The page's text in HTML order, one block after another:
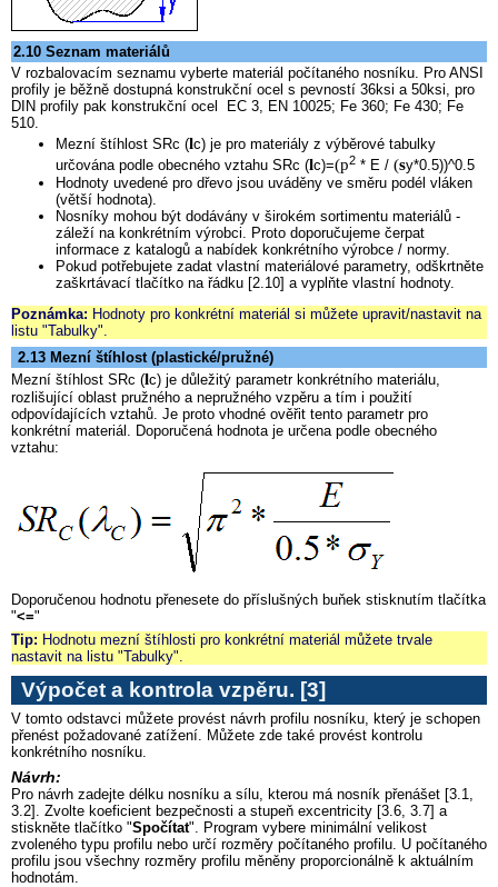
2.10 Seznam materiálů
V rozbalovacím seznamu vyberte materiál počítaného nosníku. Pro ANSI
profily je běžně dostupná konstrukční ocel s pevností 36ksi a 50ksi, pro
DIN profily pak konstrukční ocel EC 3, EN 10025; Fe 360; Fe 430; Fe
510
Mezní štíhlost SRc (lc) je pro materiály z výběrové tabulky
určována podle obecného vztahu SRc (lc)=(p2 * E / (sy*0.5))^0.5
Hodnoty uvedené pro dřevo jsou uváděny ve směru podél vláken
(větší hodnota).
Nosníky mohou být dodávány v širokém sortimentu materiálů -
záleží na konkrétním výrobci. Proto doporučujeme čerpat
informace z katalogů a nabídek konkrétního výrobce / normy.
Pokud potřebujete zadat vlastní materiálové parametry, odškrtněte
zaškrtávací tlačítko na řádku [2.10] a vyplňte vlastní hodnoty.
Poznámka: Hodnoty pro konkrétní materiál si můžete upravit/nastavit na
listu "Tabulky".
2.13 Mezní štíhlost (plastické/pružné)
Mezní štíhlost SRc (lc) je důležitý parametr konkrétního materiálu,
rozlišující oblast pružného a nepružného vzpěru a tím i použití
odpovídajících vztahů. Je proto vhodné ověřit tento parametr pro
konkrétní materiál. Doporučená hodnota je určena podle obecného
vztahu:
Doporučenou hodnotu přenesete do příslušných buňek stisknutím tlačítka
"<="
Tip: Hodnotu mezní štíhlosti pro konkrétní materiál můžete trvale
nastavit na listu "Tabulky".
Výpočet a kontrola vzpěru. [3]
V tomto odstavci můžete provést návrh profilu nosníku, který je schopen
přenést požadované zatížení. Můžete zde také provést kontrolu
konkrétního nosníku.
Návrh:
Pro návrh zadejte délku nosníku a sílu, kterou má nosník přenášet [3.1,
3.2]. Zvolte koeficient bezpečnosti a stupeň excentricity [3.6, 3.7] a
stiskněte tlačítko "Spočítat". Program vybere minimální velikost
zvoleného typu profilu nebo určí rozměry počítaného profilu. U počítaného
profilu jsou všechny rozměry profilu měněny proporcionálně k aktuálním
hodnotám.